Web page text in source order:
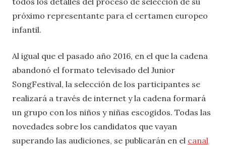
próximo representante para el certamen europeo
infantil.
Al igual que el pasado año 2016, en el que la cadena
abandonó el formato televisado del Junior
SongFestival, la selección de los participantes se
realizará a través de internet y la cadena formará
un grupo con los niños y niñas escogidos. Todas las
novedades sobre los candidatos que vayan
superando las audiciones, se publicarán en el canal